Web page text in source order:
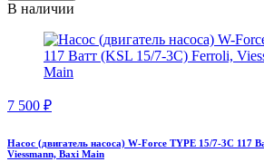
В наличии
7 500 ₽
Насос (двигатель насоса) W-Force TYPE 15/7-3C 117
Viessmann, Baxi Main